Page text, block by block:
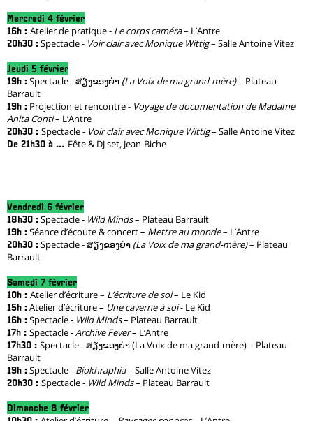
Mercredi 4 février
16h : Atelier de pratique - Le corps caméra– L’Antre
20h30 : Spectacle - Voir clair avec Monique Wittig– Salle Antoine Vitez
Jeudi 5 février
19h : Spectacle - ສຽງຂອງຍ່າ (La Voix de ma grand-mère)– Plateau
Barrault
19h : Projection et rencontre - Voyage de documentation de Madame
Anita Conti– L’Antre
20h30 : Spectacle - Voir clair avec Monique Wittig– Salle Antoine Vitez
De 21h30 à … Fête & DJ set, Jean-Biche
Vendredi 6 février
18h30 : Spectacle - Wild Minds– Plateau Barrault
19h : Séance d’écoute & concert – Mettre au monde– L’Antre
20h30 : Spectacle - ສຽງຂອງຍ່າ (La Voix de ma grand-mère)– Plateau
Barrault
Samedi 7 février
10h : Atelier d’écriture – L’écriture de soi– Le Kid
15h : Atelier d’écriture – Une caverne à soi- Le Kid
16h : Spectacle - Wild Minds– Plateau Barrault
17h : Spectacle -Archive Fever– L’Antre
17h30 : Spectacle - ສຽງຂອງຍ່າ (La Voix de ma grand-mère) – Plateau
Barrault
19h : Spectacle - Biokhraphia– Salle Antoine Vitez
20h30 : Spectacle - Wild Minds– Plateau Barrault
Dimanche 8 février